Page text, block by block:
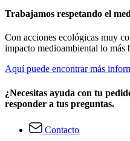
Trabajamos respetando el
Con acciones ecológicas muy
impacto medioambiental lo más
Aquí puede encontrar más
¿Necesitas ayuda con tu
responder a tus preguntas.
Contacto